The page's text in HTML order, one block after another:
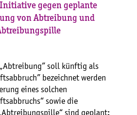
gegen geplante
von Abtreibung und
soll künftig als
bezeichnet werden
eines solchen
sowie die
sind geplant: